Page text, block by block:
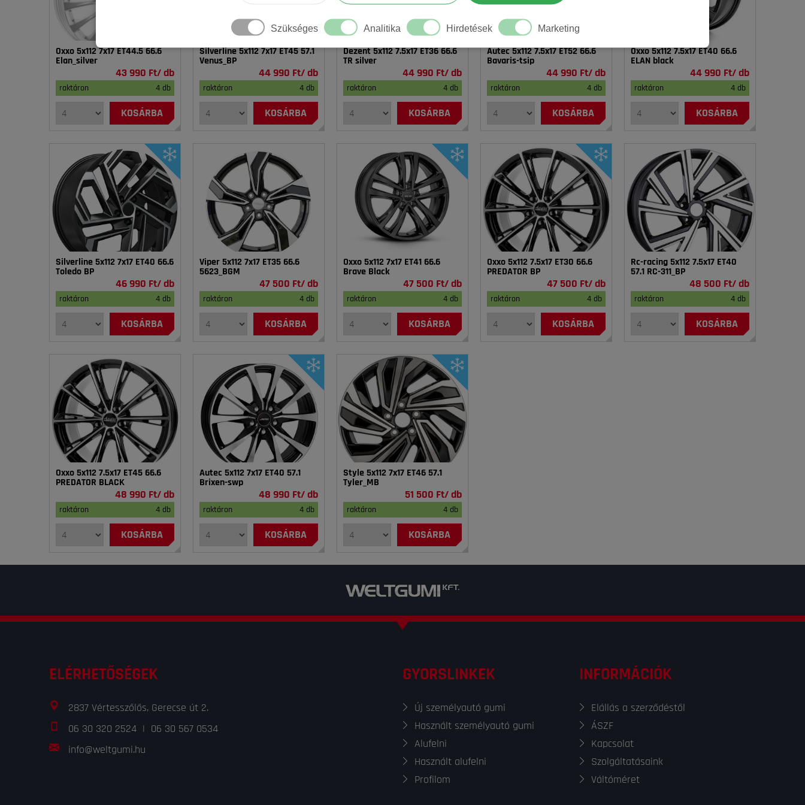
Oxxo 5x112 7x17 ET44.5 66.6
Elan_silver
43 990 Ft/ db
raktáron 4 db
KOSÁRBA
Silverline 5x112 7x17 ET45 57.1
Venus_BP
44 990 Ft/ db
raktáron 4 db
KOSÁRBA
Dezent 5x112 7.5x17 ET36 66.6
TR silver
44 990 Ft/ db
raktáron 4 db
KOSÁRBA
Autec 5x112 7.5x17 ET52 66.6
Bavaris-tsip
44 990 Ft/ db
raktáron 4 db
KOSÁRBA
Oxxo 5x112 7.5x17 ET40 66.6
ELAN black
44 990 Ft/ db
raktáron 4 db
KOSÁRBA
Silverline 5x112 7x17 ET40 66.6
Toledo BP
46 990 Ft/ db
raktáron 4 db
KOSÁRBA
Viper 5x112 7x17 ET35 66.6
5623_BGM
47 500 Ft/ db
raktáron 4 db
KOSÁRBA
Oxxo 5x112 7x17 ET41 66.6
Brave Black
47 500 Ft/ db
raktáron 4 db
KOSÁRBA
Oxxo 5x112 7.5x17 ET30 66.6
PREDATOR BP
47 500 Ft/ db
raktáron 4 db
KOSÁRBA
Rc-racing 5x112 7.5x17 ET40
57.1 RC-311_BP
48 500 Ft/ db
raktáron 4 db
KOSÁRBA
Oxxo 5x112 7.5x17 ET45 66.6
PREDATOR BLACK
48 990 Ft/ db
raktáron 4 db
KOSÁRBA
Autec 5x112 7x17 ET40 57.1
Brixen-swp
48 990 Ft/ db
raktáron 4 db
KOSÁRBA
Style 5x112 7x17 ET46 57.1
Tyler_MB
51 500 Ft/ db
raktáron 4 db
KOSÁRBA
Szükséges Analitika Hirdetések Marketing
ELÉRHETŐSÉGEK
2837 Vértesszőlős, Gerecse út 2.
06 30 320 2524 | 06 30 567 0534
info@weltgumi.hu
GYORSLINKEK
Új személyautó gumi
Használt személyautó gumi
Alufelni
Használt alufelni
Profilom
INFORMÁCIÓK
Elállás a szerződéstől
ÁSZF
Kapcsolat
Szolgáltatásaink
Váltóméret